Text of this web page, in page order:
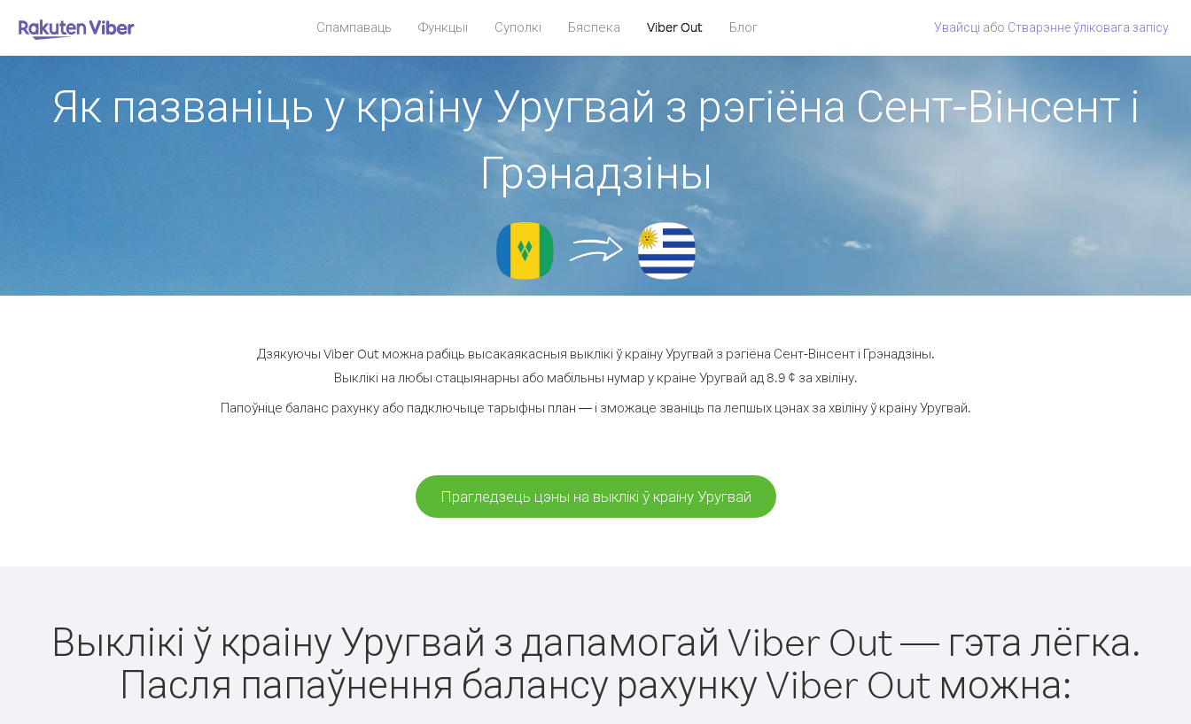
Спампаваць Функцыі Суполкі Бяспека Viber Out Блог Увайсці або Стварэнне ўліковага запісу
Як пазваніць у краіну Уругвай з рэгіёна Сент-Вінсент і
Грэнадзіны
Дзякуючы Viber Out можна рабіць высакаякасныя выклікі ў краіну Уругвай з рэгіёна Сент-Вінсент і Грэнадзіны.
Выклікі на любы стацыянарны або мабільны нумар у краіне Уругвай ад 8.9 ¢ за хвіліну.
Папоўніце баланс рахунку або падключыце тарыфны план — і зможаце званіць па лепшых цэнах за хвіліну ў краіну Уругвай.
Прагледзець цэны на выклікі ў краіну Уругвай
Выклікі ў краіну Уругвай з дапамогай Viber Out — гэта лёгка.
Пасля папаўнення балансу рахунку Viber Out можна: